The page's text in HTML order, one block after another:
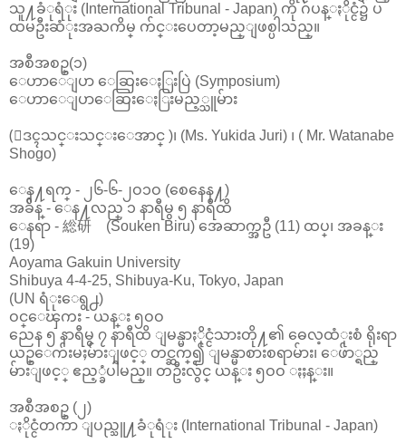
သူ႔ခံုရံုး (International Tribunal - Japan) ကို ဂ်ပန္ႏိုင္ငံ၌ ပ
ထမဦးဆံုးအႀကိမ္ က်င္းပေတာ့မည္ျဖစ္ပါသည္။
အစီအစဥ္(၁)
ေဟာေျပာ ေဆြးေႏြးပြဲ (Symposium)
ေဟာေျပာေဆြးေႏြးမည့္သူမ်ား
(ေဒၚသင္းသင္းေအာင္ )၊ (Ms. Yukida Juri) ၊ ( Mr. Watanabe
Shogo)
ေန႔ရက္ - ၂၆-၆-၂ဝ၁ဝ (စေနေန႔)
အခ်ိန္ - ေန႔လည္ ၁ နာရီမွ ၅ နာရီထိ
ေနရာ - 総研 (Souken Biru) အေဆာက္အဦ (11) ထပ္၊ အခန္း
(19)
Aoyama Gakuin University
Shibuya 4-4-25, Shibuya-Ku, Tokyo, Japan
(UN ရံုးေရွ႕)
ဝင္ေၾကး - ယန္း ၅ဝဝ
ညေန ၅ နာရီမွ ၇ နာရီထိ ျမန္မာႏိုင္ငံသားတို႔၏ ဓေလ့ထံုးစံ ရိုးရာ
ယဥ္ေက်းမႈမ်ားျဖင့္ တင္ဆက္၍ ျမန္မာစားစရာမ်ား၊ ေဖ်ာ္ရည္
မ်ားျဖင့္ ဧည့္ခံပါမည္။ တဦးလွ်င္ ယန္း ၅ဝဝ ႏႈန္း။
အစီအစဥ္ (၂)
ႏိုင္ငံတကာ ျပည္သူ႔ခံုရံုး (International Tribunal - Japan)